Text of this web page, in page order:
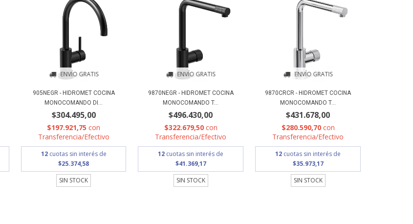
ENVÍO GRATIS
905NEGR - HIDROMET COCINA
MONOCOMANDO DI...
$304.495,00
$197.921,75con
Transferencia/Efectivo
12 cuotas sin interés de
$25.374,58
SIN STOCK
ENVÍO GRATIS
9870NEGR - HIDROMET COCINA
MONOCOMANDO T...
$496.430,00
$322.679,50 con
Transferencia/Efectivo
12 cuotas sin interés de
$41.369,17
SIN STOCK
ENVÍO GRATIS
9870CRCR - HIDROMET COCINA
MONOCOMANDO T...
$431.678,00
$280.590,70 con
Transferencia/Efectivo
12 cuotas sin interés de
$35.973,17
SIN STOCK